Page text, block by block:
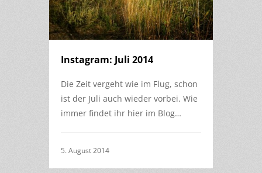
Instagram: Juli 2014
Die Zeit vergeht wie im Flug, schon
ist der Juli auch wieder vorbei. Wie
immer findet ihr hier im Blog…
5. August 2014